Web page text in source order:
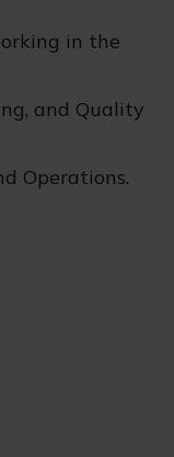
in the
and Quality
Operations.